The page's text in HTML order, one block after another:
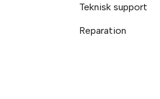
Teknisk support
Reparation